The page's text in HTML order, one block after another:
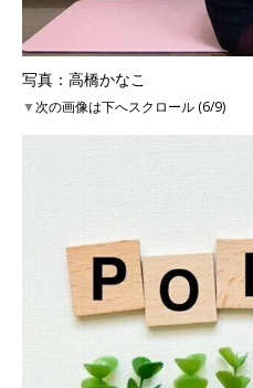
写真：高橋かなこ
▼次の画像は下へスクロール (6/9)